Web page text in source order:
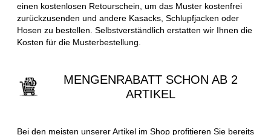
einen kostenlosen Retourschein, um das Muster kostenfrei
zurückzusenden und andere Kasacks, Schlupfjacken oder
Hosen zu bestellen. Selbstverständlich erstatten wir Ihnen die
Kosten für die Musterbestellung.
MENGENRABATT SCHON AB 2
ARTIKEL
Bei den meisten unserer Artikel im Shop profitieren Sie bereits